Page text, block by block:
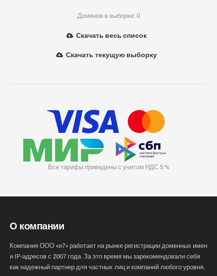
Доменов в выборке: 0
Скачать весь список
Скачать текущую выборку
Все тарифы приведены с учетом НДС 5 %
О компании
Компания ООО «и7» работает на рынке регистрации доменных имен
и IP-адресов с 2007 года. За это время мы зарекомендовали себя
как надежный партнер для частных лиц и компаний любого уровня.